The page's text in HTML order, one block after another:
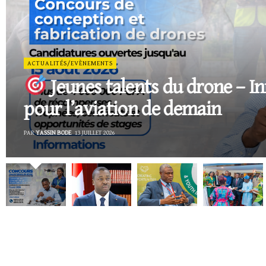
ACTUALITÉS/EVÈNEMENTS
Une réforme majeure des taux
redevances d’aviation civile
repositionner le ciel togolais
PARYASSIN BODE 9 JUILLET 2026